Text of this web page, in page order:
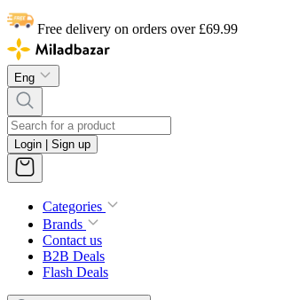
Free delivery on orders over £69.99
Eng
Login | Sign up
Categories
Brands
Contact us
B2B Deals
Flash Deals